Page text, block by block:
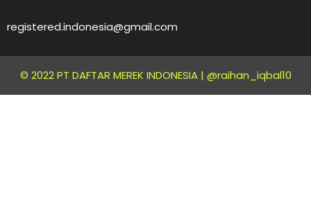
registered.indonesia@gmail.com
© 2022 PT DAFTAR MEREK INDONESIA | @raihan_iqbal10